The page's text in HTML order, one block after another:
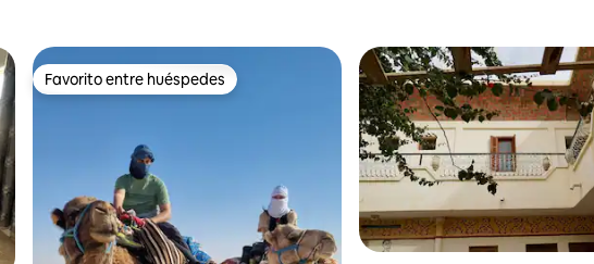
Favorito entre huéspedes
Favorito entre huéspedes